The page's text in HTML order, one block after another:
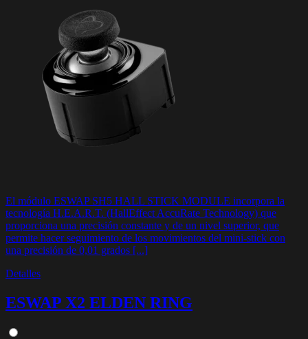
El módulo ESWAP SH5 HALL STICK MODULE incorpora la
tecnología H.E.A.R.T. (HallEffect AccuRate Technology) que
proporciona una precisión constante y de un nivel superior, que
permite hacer seguimiento de los movimientos del mini-stick con
una precisión de 0,01 grados [...]
Detalles
ESWAP X2 ELDEN RING